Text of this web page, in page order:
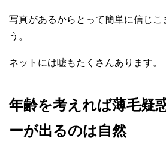
写真があるからとって簡単に信じこ
う。
ネットには嘘もたくさんあります。
年齢を考えれば薄毛疑
ーが出るのは自然